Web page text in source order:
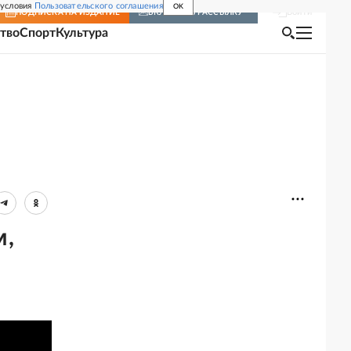
Пользовательского соглашения OK
ПОДПИСКА НА ИЗДАНИЕ ВКЛЮЧИТЬ РАССЫЛКУ
СпортКультура